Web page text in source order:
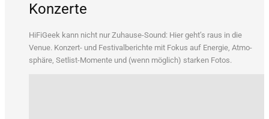
Konzerte
HiFi­Ge­ek kann nicht nur Zuhau­se-Sound: Hier geht’s raus in die
Venue. Kon­zert- und Fes­ti­val­be­rich­te mit Fokus auf Ener­gie, Atmo­
sphä­re, Set­list-Momen­te und (wenn mög­lich) star­ken Fotos.